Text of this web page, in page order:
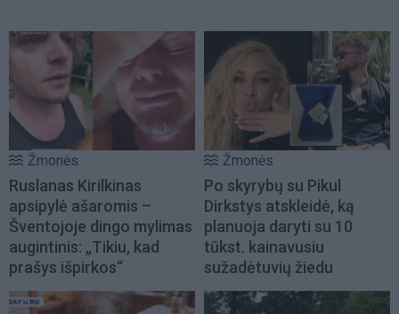
Žmonės
Ruslanas Kirilkinas
apsipylė ašaromis –
Šventojoje dingo mylimas
augintinis: „Tikiu, kad
prašys išpirkos“
Žmonės
Po skyrybų su Pikul
Dirkstys atskleidė, ką
planuoja daryti su 10
tūkst. kainavusiu
sužadėtuvių žiedu